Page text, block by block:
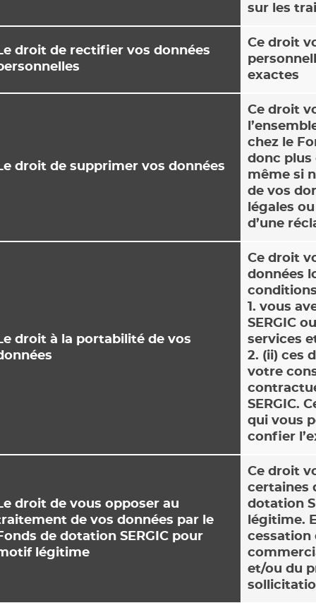
sur les
droit de rectifier vos données
Ce droit
exactes
droit de supprimer vos données
Ce droit
chez le
donc plus
même si
de vos
légales
d’une
droit à la portabilité de vos
Ce droit
données
1. vous
SERGIC
services
2. (ii) ces
votre
SERGIC.
qui vous
confier
droit de vous opposer au
de vos données par le
de dotation SERGIC pour
légitime
Ce droit
certaines
dotation
légitime.
cessation
et/ou du